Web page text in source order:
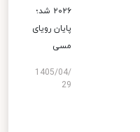
۲۰۲۶ شد؛
پایان رویای
مسی
1405/04/
29